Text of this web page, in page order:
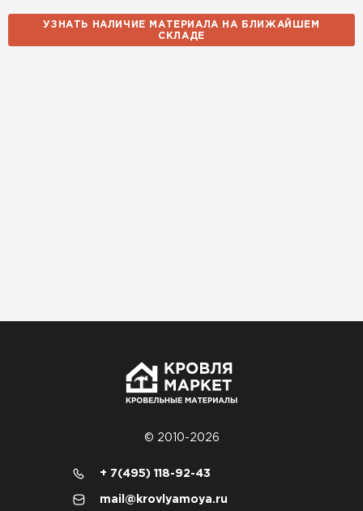
УЗНАТЬ НАЛИЧИЕ МАТЕРИАЛА НА БЛИЖАЙШЕМ
СКЛАДЕ
© 2010-2026
+ 7(495) 118-92-43
mail@krovlyamoya.ru
Софиты
ПЕРЕЙТИ